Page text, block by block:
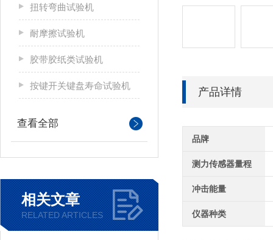
扭转弯曲试验机
耐摩擦试验机
胶带胶纸类试验机
按键开关键盘寿命试验机
查看全部
相关文章
RELATED ARTICLES
产品详情
品牌
测力传感器量程
冲击能量
仪器种类